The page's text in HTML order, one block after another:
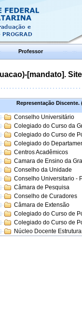
Professor
[mandato].
Representação Discente.
Conselho Universitário
Colegiado do Curso da
Colegiado do Curso de
Colegiado do
Centros Acadêmicos
Camara de Ensino da
Conselho da Unidade
Conselho Universitario -
Câmara de Pesquisa
Conselho de Curadores
Câmara de Extensão
Colegiado do Curso de
Colegiado do Curso de
Núcleo Docente